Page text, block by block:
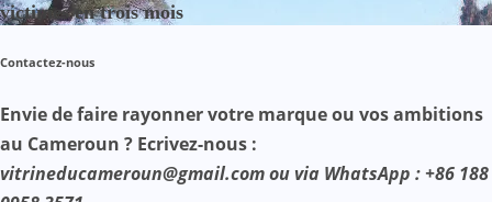
victimes en trois mois
Contactez-nous
Envie de faire rayonner votre marque ou vos ambitions
au Cameroun ? Ecrivez-nous :
vitrineducameroun@gmail.com ou via WhatsApp : +86 188